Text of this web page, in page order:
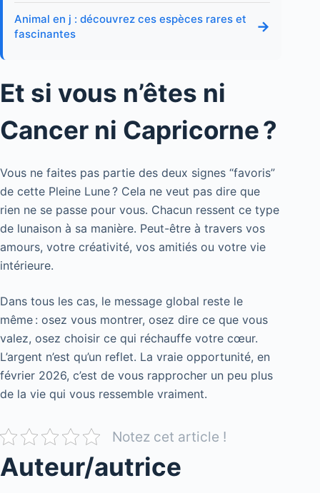
Animal en j : découvrez ces espèces rares et
fascinantes
→
Et si vous n’êtes ni
Cancer ni Capricorne ?
Vous ne faites pas partie des deux signes “favoris”
de cette Pleine Lune ? Cela ne veut pas dire que
rien ne se passe pour vous. Chacun ressent ce type
de lunaison à sa manière. Peut-être à travers vos
amours, votre créativité, vos amitiés ou votre vie
intérieure.
Dans tous les cas, le message global reste le
même : osez vous montrer, osez dire ce que vous
valez, osez choisir ce qui réchauffe votre cœur.
L’argent n’est qu’un reflet. La vraie opportunité, en
février 2026, c’est de vous rapprocher un peu plus
de la vie qui vous ressemble vraiment.
Notez cet article !
Auteur/autrice